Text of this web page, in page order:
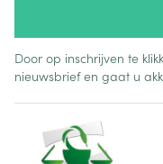
Door op inschrijven te
nieuwsbrief en gaat u